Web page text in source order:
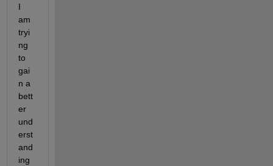
I
am
tryi
ng
to
gai
n a
bett
er
und
erst
and
ing